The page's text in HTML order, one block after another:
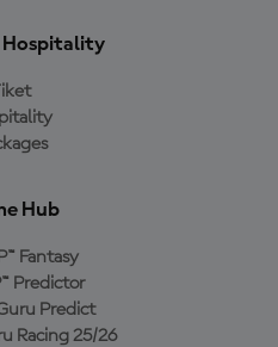
Hospitality
Hub
Fantasy
Predictor
Predict
Racing 25/26